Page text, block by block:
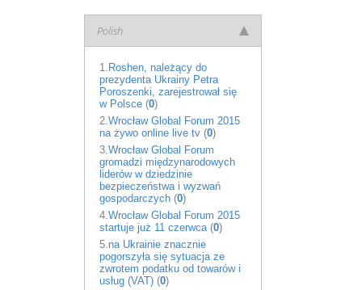
Polish
1. Roshen, należący do
prezydenta Ukrainy Petra
Poroszenki, zarejestrował się
w Polsce (0)
2. Wrocław Global Forum 2015
na żywo online live tv (0)
3. Wrocław Global Forum
gromadzi międzynarodowych
liderów w dziedzinie
bezpieczeństwa i wyzwań
gospodarczych (0)
4. Wrocław Global Forum 2015
startuje już 11 czerwca (0)
5. na Ukrainie znacznie
pogorszyła się sytuacja ze
zwrotem podatku od towarów i
usług (VAT) (0)